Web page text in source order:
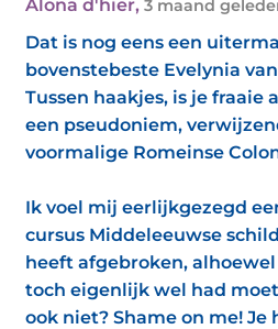
Alona d'hier, 3 maand
Dat is nog eens een
bovenstebeste Evelynia
Tussen haakjes, is je fraaie
een pseudoniem,
voormalige Romeinse
Ik voel mij eerlijkgezegd
cursus Middeleeuwse
heeft afgebroken,
toch eigenlijk wel had
ook niet? Shame on me!